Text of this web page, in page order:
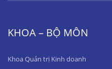
KHOA – BỘ MÔN
Khoa Quản trị Kinh doanh